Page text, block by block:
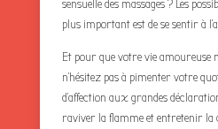
sensuelle des massages ? Les
plus important est de se sentir à
Et pour que votre vie amoureuse
n’hésitez pas à pimenter votre
d’affection aux grandes
raviver la flamme et entretenir la